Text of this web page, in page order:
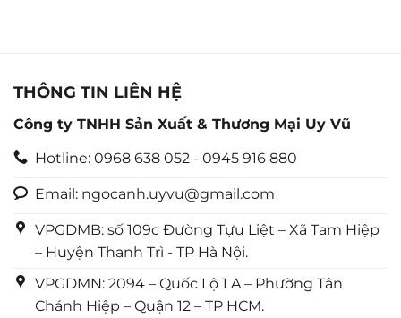
THÔNG TIN LIÊN HỆ
Công ty TNHH Sản Xuất & Thương Mại Uy Vũ
Hotline: 0968 638 052 - 0945 916 880
Email: ngocanh.uyvu@gmail.com
VPGDMB: số 109c Đường Tựu Liệt – Xã Tam Hiệp
– Huyện Thanh Trì - TP Hà Nội.
VPGDMN: 2094 – Quốc Lộ 1 A – Phường Tân
Chánh Hiệp – Quận 12 – TP HCM.